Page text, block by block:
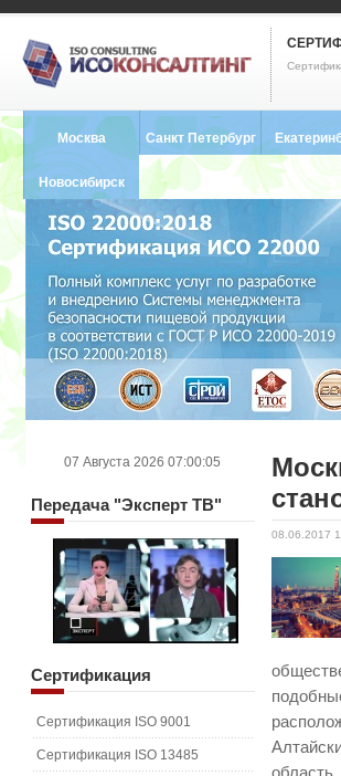
Москва Санкт Петербург
8 (812) 748-2493 8 (343) 237-
Новосибирск
8 (383) 227-8449
08.06.2017
07 Августа 2026 07:00:05
Передача"Эксперт ТВ"
Сертификация
Сертификация ISO 9001
Сертификация ISO 13485